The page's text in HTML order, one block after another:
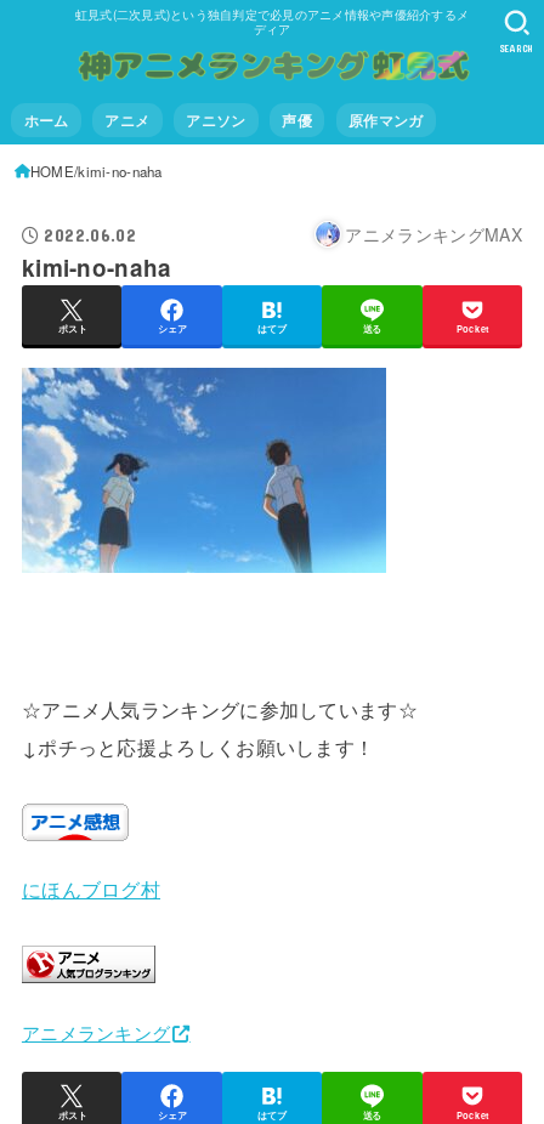
虹見式(二次見式)という独自判定で必見のアニメ情報や声優紹介するメ
ディア
ホーム アニメ アニソン 声優 原作マンガ
SEARCH
HOME kimi-no-naha
2022.06.02 アニメランキングMAX
kimi-no-naha
ポスト シェア はてブ 送る Pocket
☆アニメ人気ランキングに参加しています☆
↓ポチっと応援よろしくお願いします！
にほんブログ村
アニメランキング
ポスト シェア はてブ 送る Pocket